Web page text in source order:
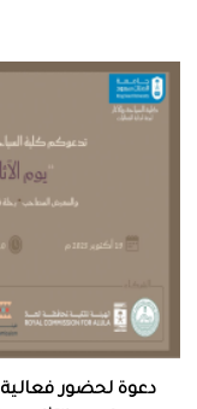
دعوة لحضور فعالية